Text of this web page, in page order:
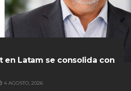
en Latam se consolida con
4 AGOSTO, 2026